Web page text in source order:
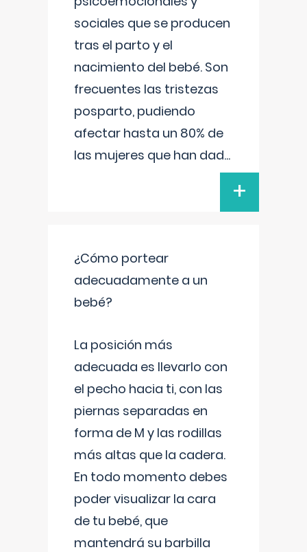
sociales que se producen
tras el parto y el
nacimiento del bebé. Son
frecuentes las tristezas
posparto, pudiendo
afectar hasta un 80% de
las mujeres que han dad...
+
¿Cómo portear
adecuadamente a un
bebé?
La posición más
adecuada es llevarlo con
el pecho hacia ti, con las
piernas separadas en
forma de M y las rodillas
más altas que la cadera.
En todo momento debes
poder visualizar la cara
de tu bebé, que
mantendrá su barbilla